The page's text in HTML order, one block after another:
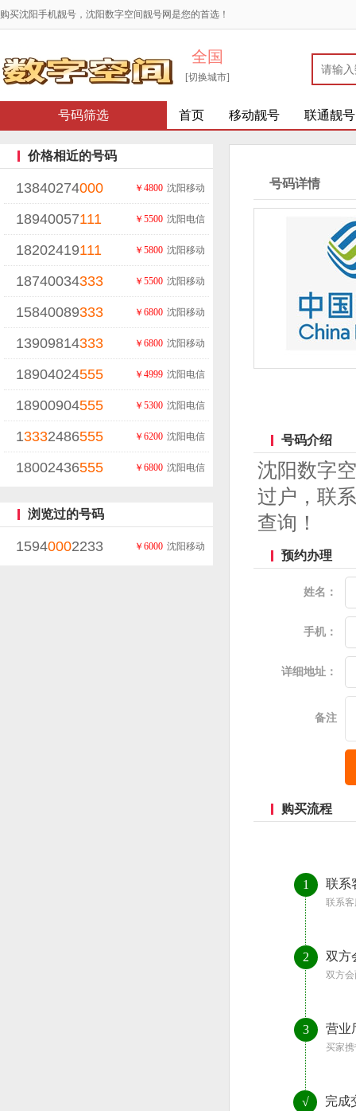
购买沈阳手机靓号，沈阳数字空间靓号网是您的首选！
全国
[切换城市]
号码筛选 首页 移动靓号 联通靓号
价格相近的号码
13840274000 沈阳移动
￥4800
18940057111 沈阳电信
￥5500
18202419111 沈阳移动
￥5800
18740034333 沈阳移动
￥5500
15840089333 沈阳移动
￥6800
13909814333 沈阳移动
￥6800
18904024555 沈阳电信
￥4999
18900904555 沈阳电信
￥5300
13332486555 沈阳电信
￥6200
18002436555 沈阳电信
￥6800
浏览过的号码
15940002233 沈阳移动
￥6000
号码详情
号码介绍
沈阳数字
过户，联
查询！
预约办理
姓名：
手机：
详细地址：
备注
购买流程
1 联系
联系
2 双方
双方
3 营业
买家
√ 完成